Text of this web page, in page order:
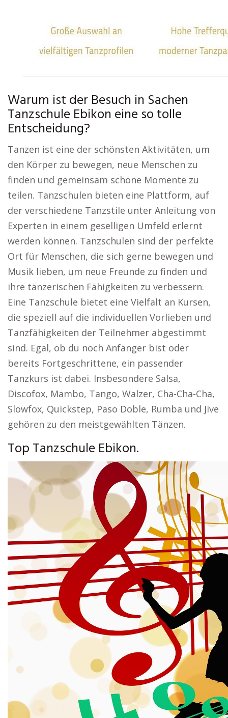
Warum ist der Besuch in Sachen
Tanzschule Ebikon eine so tolle
Entscheidung?
Tanzen ist eine der schönsten Aktivitäten, um
den Körper zu bewegen, neue Menschen zu
finden und gemeinsam schöne Momente zu
teilen. Tanzschulen bieten eine Plattform, auf
der verschiedene Tanzstile unter Anleitung von
Experten in einem geselligen Umfeld erlernt
werden können. Tanzschulen sind der perfekte
Ort für Menschen, die sich gerne bewegen und
Musik lieben, um neue Freunde zu finden und
ihre tänzerischen Fähigkeiten zu verbessern.
Eine Tanzschule bietet eine Vielfalt an Kursen,
die speziell auf die individuellen Vorlieben und
Tanzfähigkeiten der Teilnehmer abgestimmt
sind. Egal, ob du noch Anfänger bist oder
bereits Fortgeschrittene, ein passender
Tanzkurs ist dabei. Insbesondere Salsa,
Discofox, Mambo, Tango, Walzer, Cha-Cha-Cha,
Slowfox, Quickstep, Paso Doble, Rumba und Jive
gehören zu den meistgewählten Tänzen.
Top Tanzschule Ebikon.